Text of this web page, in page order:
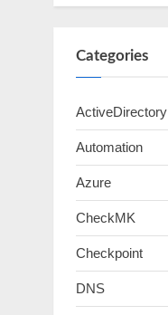
Categories
ActiveDirectory
Automation
Azure
CheckMK
Checkpoint
DNS